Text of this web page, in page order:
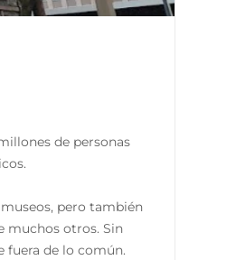
de personas
pero también
muchos otros. Sin
fuera de lo común.